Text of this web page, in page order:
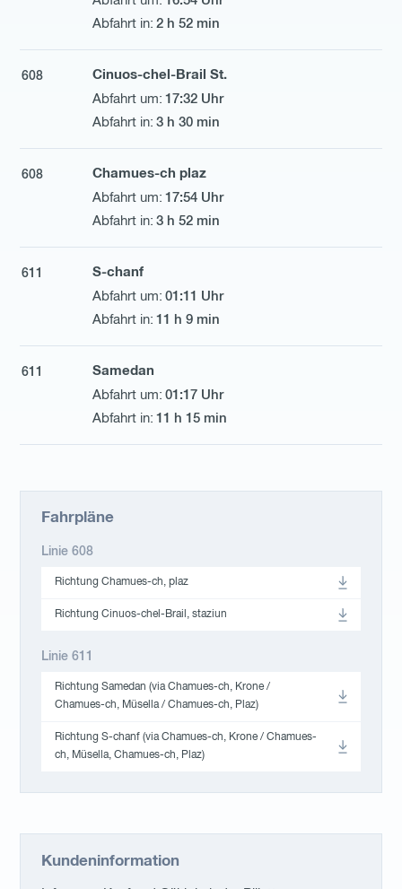
2 h 52 min
608
Cinuos-chel-Brail St.
17:32 Uhr
3 h 30 min
608
Chamues-ch plaz
17:54 Uhr
3 h 52 min
611
S-chanf
01:11 Uhr
11 h 9 min
611
Samedan
01:17 Uhr
11 h 15 min
Fahrpläne
Linie 608
Richtung Chamues-ch, plaz
Richtung Cinuos-chel-Brail, staziun
Linie 611
Richtung Samedan (via Chamues-ch, Krone /
Chamues-ch, Müsella / Chamues-ch, Plaz)
Richtung S-chanf (via Chamues-ch, Krone / Chamues-
ch, Müsella, Chamues-ch, Plaz)
Kundeninformation